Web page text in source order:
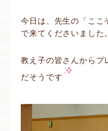
今日は、先生の「ここ
で来てくださいました。
教え子の皆さんからプ
だそうです